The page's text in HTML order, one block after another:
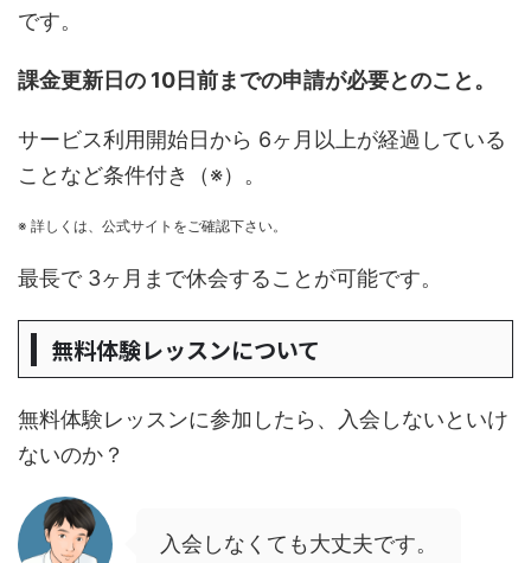
です。
課金更新日の 10日前までの申請が必要とのこと。
サービス利用開始日から 6ヶ月以上が経過している
ことなど条件付き（※）。
※ 詳しくは、公式サイトをご確認下さい。
最長で 3ヶ月まで休会することが可能です。
無料体験レッスンについて
無料体験レッスンに参加したら、入会しないといけ
ないのか？
入会しなくても大丈夫です。